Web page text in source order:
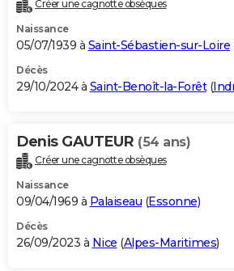
Créer une cagnotte obsèques
Naissance
05/07/1939 à Saint-Sébastien-sur-Loire
Décès
29/10/2024 à Saint-Benoît-la-Forêt(
Denis GAUTEUR (54 ans)
Créer une cagnotte obsèques
Naissance
09/04/1969 à Palaiseau (Essonne)
Décès
26/09/2023 à Nice (Alpes-Maritimes)